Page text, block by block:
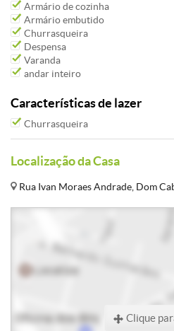
Armário de cozinha
Armário embutido
Churrasqueira
Despensa
Varanda
andar inteiro
Características de lazer
Churrasqueira
Localização da Casa
Rua Ivan Moraes Andrade, Dom
Clique